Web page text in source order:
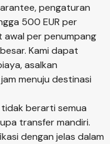
pengaturan
500 EUR per
awal per penumpang
Kami dapat
asalkan
menuju destinasi
berarti semua
transfer mandiri.
dengan jelas dalam